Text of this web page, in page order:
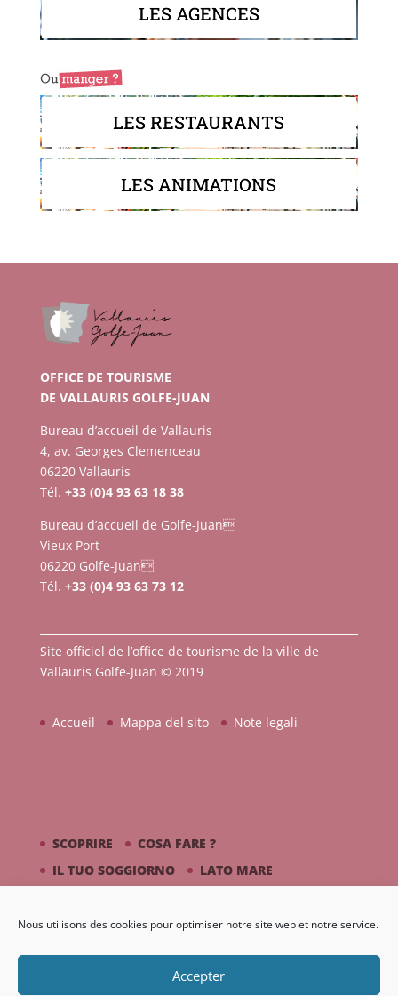
Nous utilisons des cookies pour optimiser notre site web et notre service.
Accepter
LES AGENCES
LES RESTAURANTS
LES ANIMATIONS
OFFICE DE TOURISME
DE VALLAURIS GOLFE-JUAN
Bureau d’accueil de Vallauris
4, av. Georges Clemenceau
06220 Vallauris
Tél. +33 (0)4 93 63 18 38
Bureau d’accueil de Golfe-Juan
Vieux Port
06220 Golfe-Juan
Tél. +33 (0)4 93 63 73 12
Site officiel de l’office de tourisme de la ville de
Vallauris Golfe-Juan © 2019
Accueil Mappa del sito Note legali
SCOPRIRE
COSA FARE ?
IL TUO SOGGIORNO
LATO MARE
DIARIO GALLERIA